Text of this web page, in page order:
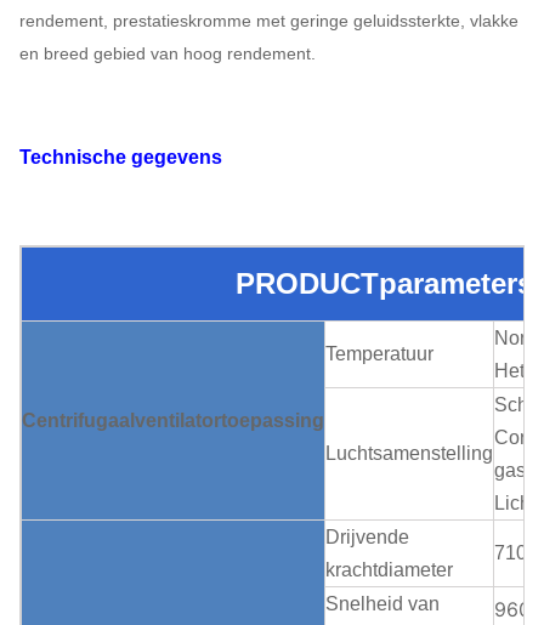
rendement, prestatieskromme met geringe geluidssterkte, vlakke
en breed gebied van hoog rendement.
Technische gegevens
PRODUCTparameters
Centrifugaalventilatortoepassing
Temperatuur
Hete
Luchtsamenstelling
gas,
Drijvende
krachtdiameter
Snelheid van